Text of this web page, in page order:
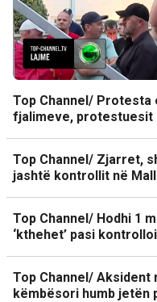
Top Channel/ Protesta
fjalimeve, protestuesit
Top Channel/ Zjarret,
jashtë kontrollit në
Top Channel/ Hodhi 1
‘kthehet’ pasi
Top Channel/ Aksident
këmbësori humb jetën